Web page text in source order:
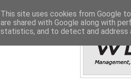
This site uses cookies from Google
are shared with Google along with
statistics, and to detect and address